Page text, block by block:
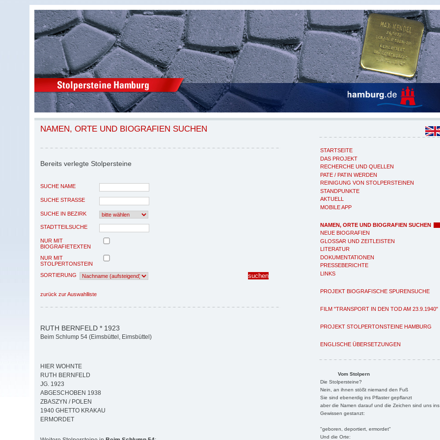
STARTSEITE
DAS PROJEKT
RECHERCHE UND QUELLEN
PATE / PATIN WERDEN
REINIGUNG VON STOLPERSTEINEN
STANDPUNKTE
AKTUELL
MOBILE APP
NAMEN, ORTE UND BIOGRAFIEN SUCHEN
NEUE BIOGRAFIEN
GLOSSAR UND ZEITLEISTEN
LITERATUR
DOKUMENTATIONEN
PRESSEBERICHTE
LINKS
PROJEKT BIOGRAFISCHE SPURENSUCHE
FILM "TRANSPORT IN DEN TOD AM 23.9.1940"
PROJEKT STOLPERTONSTEINE HAMBURG
ENGLISCHE ÜBERSETZUNGEN
Vom Stolpern
Die Stolpersteine?
Nein, an ihnen stößt niemand den Fuß
Sie sind ebenerdig ins Pflaster gepflanzt
aber die Namen darauf und die Zeichen sind uns ins
Gewissen gestanzt:
"geboren, deportiert, ermordet"
Und die Orte:
NAMEN, ORTE UND BIOGRAFIEN SUCHEN
Bereits verlegte Stolpersteine
SUCHE NAME
SUCHE STRASSE
SUCHE IN BEZIRK
STADTTEILSUCHE
NUR MIT
BIOGRAFIETEXTEN
NUR MIT
STOLPERTONSTEIN
SORTIERUNG
zurück zur Auswahlliste
RUTH BERNFELD * 1923
Beim Schlump 54 (Eimsbüttel, Eimsbüttel)
HIER WOHNTE
RUTH BERNFELD
JG. 1923
ABGESCHOBEN 1938
ZBASZYN / POLEN
1940 GHETTO KRAKAU
ERMORDET